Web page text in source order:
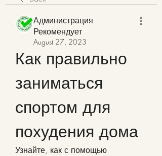
Администрация
Рекомендует
August 27, 2023
Как правильно
заниматься
спортом для
похудения дома
Узнайте, как с помощью